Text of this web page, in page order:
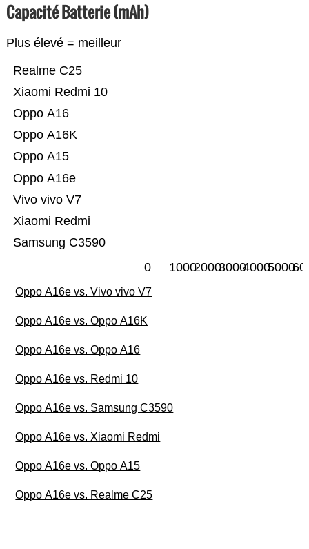
Capacité Batterie (mAh)
Plus élevé = meilleur
Samsung C3590
Xiaomi Redmi
Vivo vivo V7
Oppo A16e
Oppo A15
Oppo A16K
Oppo A16
Xiaomi Redmi 10
Realme C25
0 10002000300040005000
Oppo A16e vs. Vivo vivo V7
Oppo A16e vs. Oppo A16K
Oppo A16e vs. Oppo A16
Oppo A16e vs. Redmi 10
Oppo A16e vs. Samsung C3590
Oppo A16e vs. Xiaomi Redmi
Oppo A16e vs. Oppo A15
Oppo A16e vs. Realme C25